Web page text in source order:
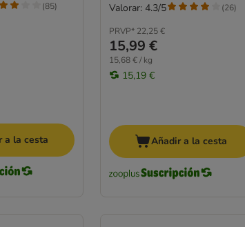
(85)
a la cesta
PRVP* 22,25 €
15,99 €
15,68 € / kg
15,19 €
Valorar: 4.3/5 (26)
Añadir a la cesta